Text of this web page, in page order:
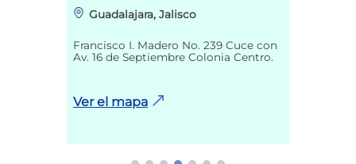
Guadalajara, Jalisco
Francisco I. Madero No. 239 Cuce con
Av. 16 de Septiembre Colonia Centro.
Ver el mapa